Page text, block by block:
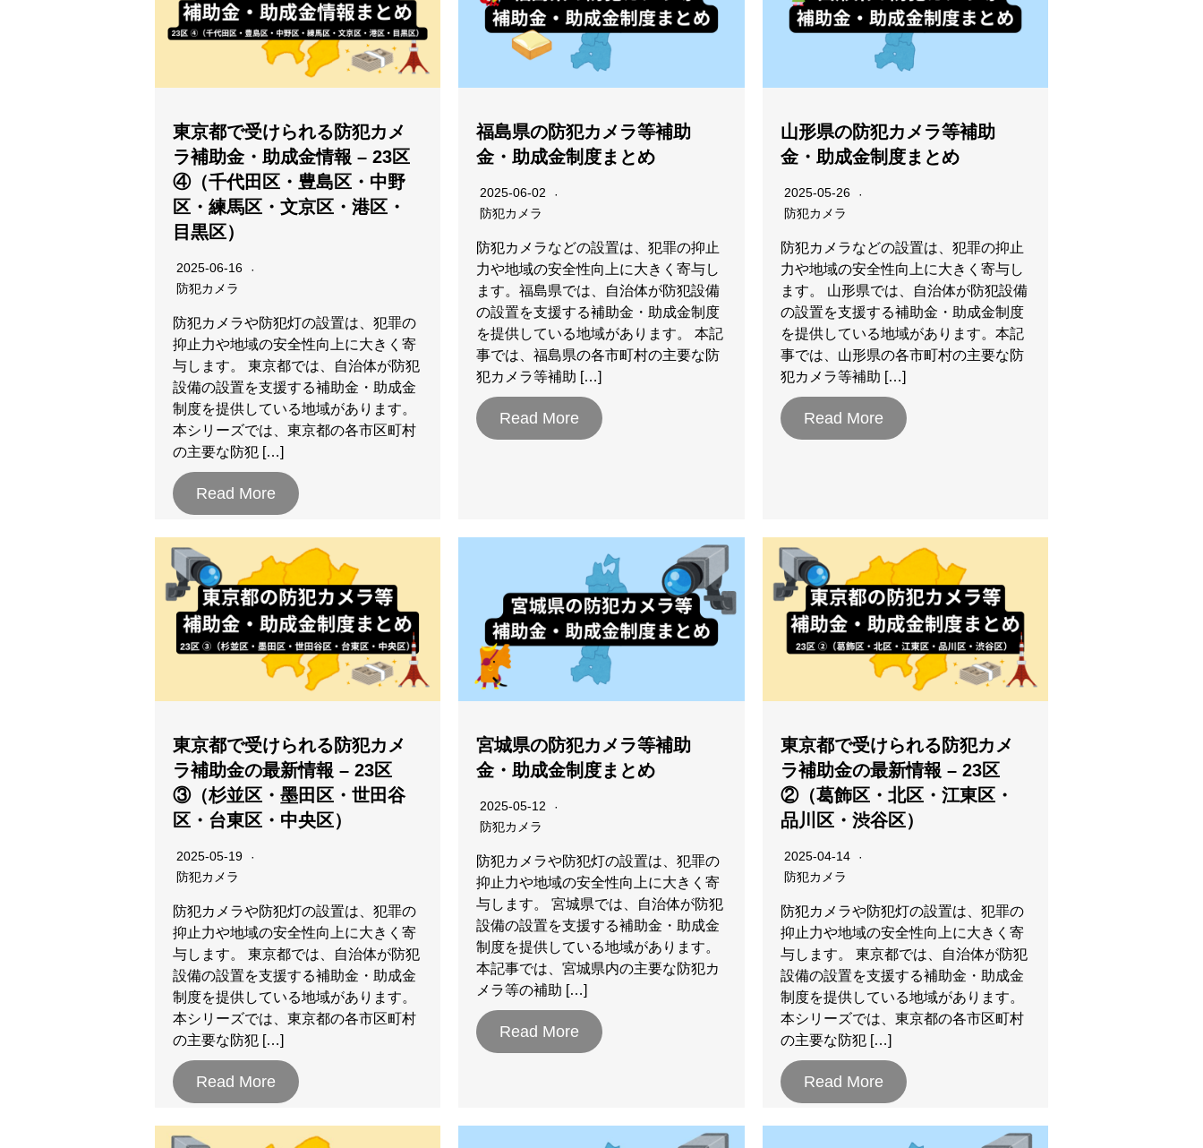
東京都で受けられる防犯カメ
ラ補助金・助成金情報 – 23区
④（千代田区・豊島区・中野
区・練馬区・文京区・港区・
目黒区）
2025-06-16
防犯カメラ
防犯カメラや防犯灯の設置は、犯罪の
抑止力や地域の安全性向上に大きく寄
与します。 東京都では、自治体が防犯
設備の設置を支援する補助金・助成金
制度を提供している地域があります。
本シリーズでは、東京都の各市区町村
の主要な防犯 […]
Read More
福島県の防犯カメラ等補助
金・助成金制度まとめ
2025-06-02
防犯カメラ
防犯カメラなどの設置は、犯罪の抑止
力や地域の安全性向上に大きく寄与し
ます。福島県では、自治体が防犯設備
の設置を支援する補助金・助成金制度
を提供している地域があります。 本記
事では、福島県の各市町村の主要な防
犯カメラ等補助 […]
Read More
山形県の防犯カメラ等補助
金・助成金制度まとめ
2025-05-26
防犯カメラ
防犯カメラなどの設置は、犯罪の抑止
力や地域の安全性向上に大きく寄与し
ます。 山形県では、自治体が防犯設備
の設置を支援する補助金・助成金制度
を提供している地域があります。本記
事では、山形県の各市町村の主要な防
犯カメラ等補助 […]
Read More
東京都で受けられる防犯カメ
ラ補助金の最新情報 – 23区
③（杉並区・墨田区・世田谷
区・台東区・中央区）
2025-05-19
防犯カメラ
防犯カメラや防犯灯の設置は、犯罪の
抑止力や地域の安全性向上に大きく寄
与します。 東京都では、自治体が防犯
設備の設置を支援する補助金・助成金
制度を提供している地域があります。
本シリーズでは、東京都の各市区町村
の主要な防犯 […]
Read More
宮城県の防犯カメラ等補助
金・助成金制度まとめ
2025-05-12
防犯カメラ
防犯カメラや防犯灯の設置は、犯罪の
抑止力や地域の安全性向上に大きく寄
与します。 宮城県では、自治体が防犯
設備の設置を支援する補助金・助成金
制度を提供している地域があります。
本記事では、宮城県内の主要な防犯カ
メラ等の補助 […]
Read More
東京都で受けられる防犯カメ
ラ補助金の最新情報 – 23区
②（葛飾区・北区・江東区・
品川区・渋谷区）
2025-04-14
防犯カメラ
防犯カメラや防犯灯の設置は、犯罪の
抑止力や地域の安全性向上に大きく寄
与します。 東京都では、自治体が防犯
設備の設置を支援する補助金・助成金
制度を提供している地域があります。
本シリーズでは、東京都の各市区町村
の主要な防犯 […]
Read More